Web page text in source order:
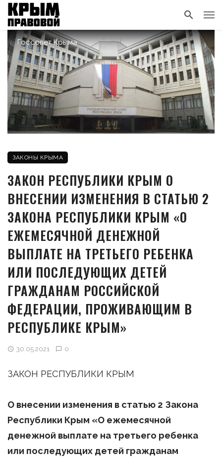
Госсовет Крыма
ЗАКОНЫ КРЫМА
ЗАКОН РЕСПУБЛИКИ КРЫМ О
ВНЕСЕНИИ ИЗМЕНЕНИЯ В СТАТЬЮ 2
ЗАКОНА РЕСПУБЛИКИ КРЫМ «О
ЕЖЕМЕСЯЧНОЙ ДЕНЕЖНОЙ
ВЫПЛАТЕ НА ТРЕТЬЕГО РЕБЕНКА
ИЛИ ПОСЛЕДУЮЩИХ ДЕТЕЙ
ГРАЖДАНАМ РОССИЙСКОЙ
ФЕДЕРАЦИИ, ПРОЖИВАЮЩИМ В
РЕСПУБЛИКЕ КРЫМ»
30.05.2021 0
ЗАКОН РЕСПУБЛИКИ КРЫМ
О внесении изменения в статью 2 Закона
Республики Крым «О ежемесячной
денежной выплате на третьего ребенка
или последующих детей гражданам